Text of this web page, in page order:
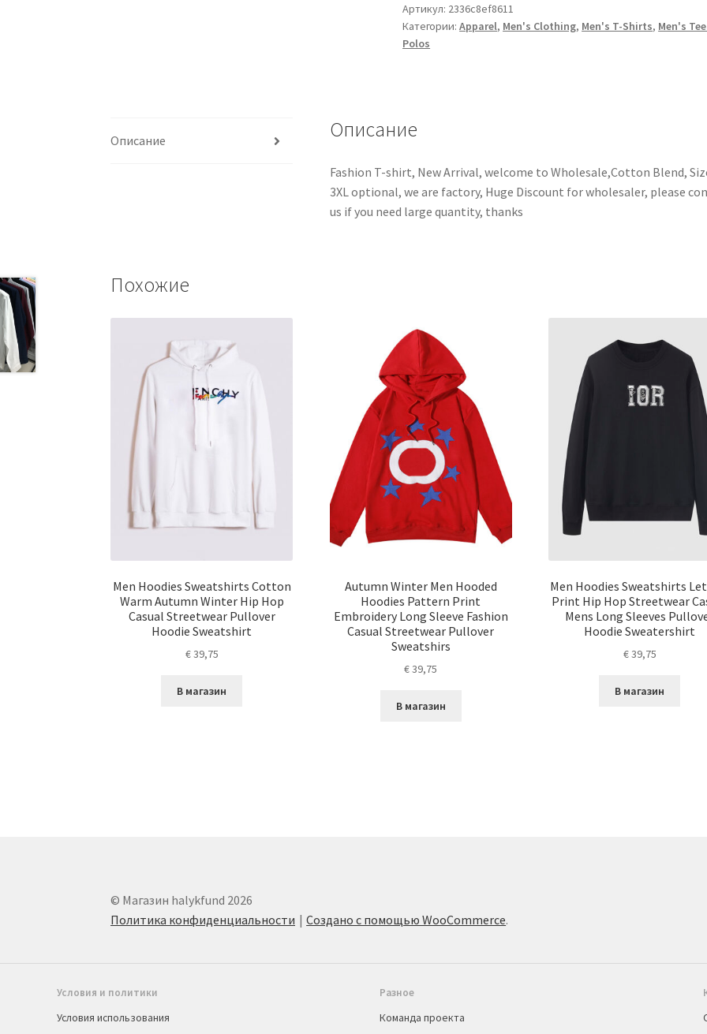
Артикул: 2336c8ef8611
Категории:Apparel, Men's Clothing, Men's T-Shirts, Men's
Polos
Описание Описание
Fashion T-shirt, New Arrival, welcome to Wholesale,Cotton Blend,
3XL optional, we are factory, Huge Discount for wholesaler, please
us if you need large quantity, thanks
Похожие
Men Hoodies Sweatshirts Cotton
Warm Autumn Winter Hip Hop
Casual Streetwear Pullover
Hoodie Sweatshirt
€39,75
В магазин
Autumn Winter Men Hooded
Hoodies Pattern Print
Embroidery Long Sleeve Fashion
Casual Streetwear Pullover
Sweatshirs
€39,75
В магазин
Men Hoodies Sweatshirts
Print Hip Hop Streetwear
Mens Long Sleeves
Hoodie Sweatershirt
€39,75
В магазин
© Магазин halykfund 2026
Политика конфиденциальности
Создано с помощью WooCommerce.
Условия и политики
Условия использования
Разное
Команда проекта